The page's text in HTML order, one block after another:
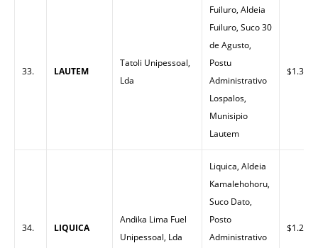
33. LAUTEM
Tatoli Unipessoal,
Lda
Fuiluro, Aldeia
Fuiluro, Suco 30
de Agusto,
Postu
Administrativo
Lospalos,
Munisipio
Lautem
$1.30
34. LIQUICA
Andika Lima Fuel
Unipessoal, Lda
Liquica, Aldeia
Kamalehohoru,
Suco Dato,
Posto
Administrativo
$1.24